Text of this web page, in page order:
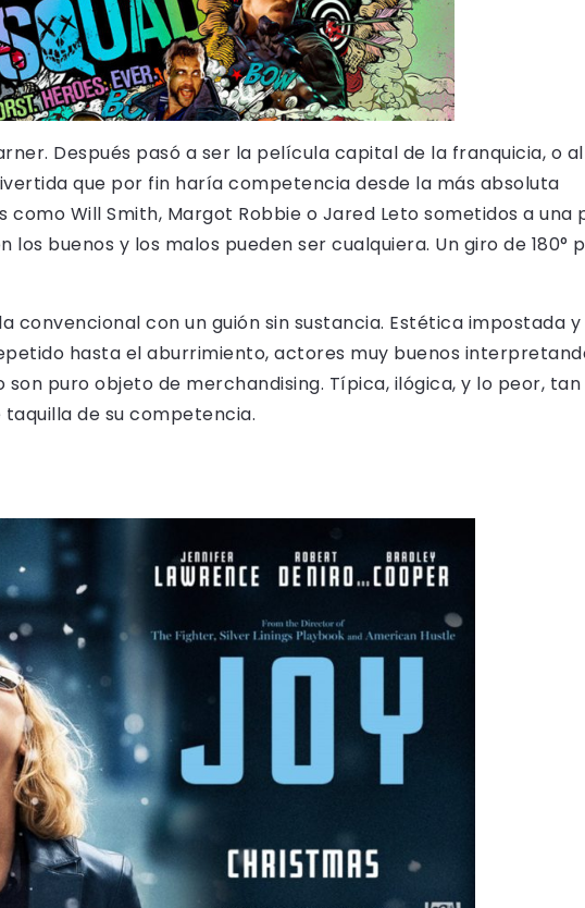
Después pasó a ser la película capital de la franquicia, o
que por fin haría competencia desde la más absoluta
Will Smith, Margot Robbie o Jared Leto sometidos a una
buenos y los malos pueden ser cualquiera. Un giro de 180°
convencional con un guión sin sustancia. Estética impostada y
hasta el aburrimiento, actores muy buenos
son puro objeto de merchandising. Típica, ilógica, y lo peor,
de su competencia.